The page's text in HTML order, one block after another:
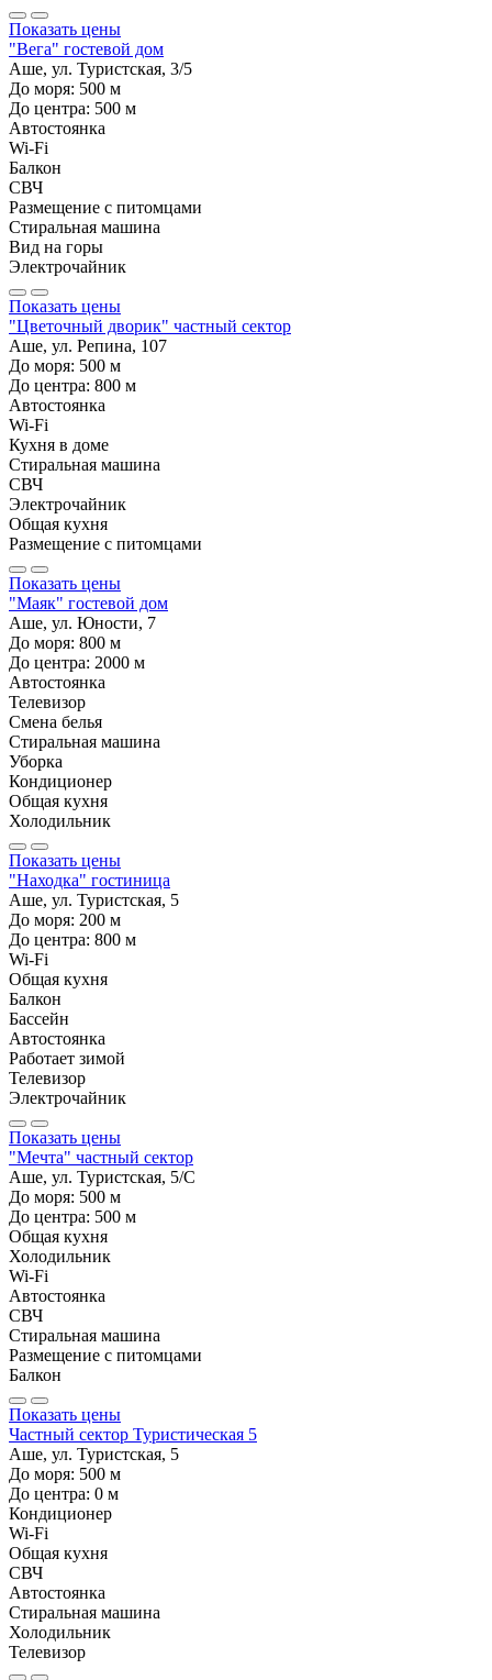
Показать цены
"Вега" гостевой дом
Аше, ул. Туристская, 3/5
До моря: 500 м
До центра: 500 м
Автостоянка
Wi-Fi
Балкон
СВЧ
Размещение с питомцами
Стиральная машина
Вид на горы
Электрочайник
Показать цены
"Цветочный дворик" частный сектор
Аше, ул. Репина, 107
До моря: 500 м
До центра: 800 м
Автостоянка
Wi-Fi
Кухня в доме
Стиральная машина
СВЧ
Электрочайник
Общая кухня
Размещение с питомцами
Показать цены
"Маяк" гостевой дом
Аше, ул. Юности, 7
До моря: 800 м
До центра: 2000 м
Автостоянка
Телевизор
Смена белья
Стиральная машина
Уборка
Кондиционер
Общая кухня
Холодильник
Показать цены
"Находка" гостиница
Аше, ул. Туристская, 5
До моря: 200 м
До центра: 800 м
Wi-Fi
Общая кухня
Балкон
Бассейн
Автостоянка
Работает зимой
Телевизор
Электрочайник
Показать цены
"Мечта" частный сектор
Аше, ул. Туристская, 5/С
До моря: 500 м
До центра: 500 м
Общая кухня
Холодильник
Wi-Fi
Автостоянка
СВЧ
Стиральная машина
Размещение с питомцами
Балкон
Показать цены
Частный сектор Туристическая 5
Аше, ул. Туристская, 5
До моря: 500 м
До центра: 0 м
Кондиционер
Wi-Fi
Общая кухня
СВЧ
Автостоянка
Стиральная машина
Холодильник
Телевизор